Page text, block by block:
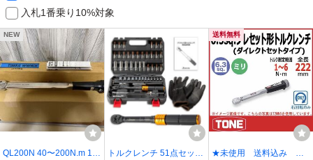
入札1番乗り10%対象
NEW
QL200N 40〜200N.m 1/2
トルクレンチ 51点セット
送料無料
★未使用 送料込み ト